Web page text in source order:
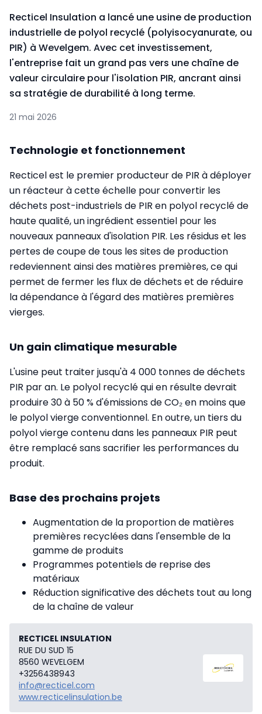
Recticel Insulation a lancé une usine de production
industrielle de polyol recyclé (polyisocyanurate, ou
PIR) à Wevelgem. Avec cet investissement,
l'entreprise fait un grand pas vers une chaîne de
valeur circulaire pour l'isolation PIR, ancrant ainsi
sa stratégie de durabilité à long terme.
21 mai 2026
Technologie et fonctionnement
Recticel est le premier producteur de PIR à déployer
un réacteur à cette échelle pour convertir les
déchets post-industriels de PIR en polyol recyclé de
haute qualité, un ingrédient essentiel pour les
nouveaux panneaux d'isolation PIR. Les résidus et les
pertes de coupe de tous les sites de production
redeviennent ainsi des matières premières, ce qui
permet de fermer les flux de déchets et de réduire
la dépendance à l'égard des matières premières
vierges.
Un gain climatique mesurable
L'usine peut traiter jusqu'à 4 000 tonnes de déchets
PIR par an. Le polyol recyclé qui en résulte devrait
produire 30 à 50 % d'émissions de CO₂ en moins que
le polyol vierge conventionnel. En outre, un tiers du
polyol vierge contenu dans les panneaux PIR peut
être remplacé sans sacrifier les performances du
produit.
Base des prochains projets
Augmentation de la proportion de matières
premières recyclées dans l'ensemble de la
gamme de produits
Programmes potentiels de reprise des
matériaux
Réduction significative des déchets tout au long
de la chaîne de valeur
RECTICEL INSULATION
RUE DU SUD 15
8560 WEVELGEM
+3256438943
info@recticel.com
www.recticelinsulation.be